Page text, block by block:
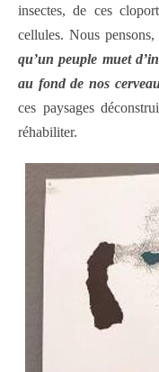
insectes, de ces
cellules. Nous
qu’un peuple muet
au fond de nos
ces paysages
réhabiliter.